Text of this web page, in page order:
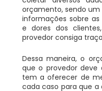
orçamento, sendo
informações sobre as
e dores dos
provedor consiga
Dessa maneira, o
que o provedor deve
tem a oferecer de
cada caso para que